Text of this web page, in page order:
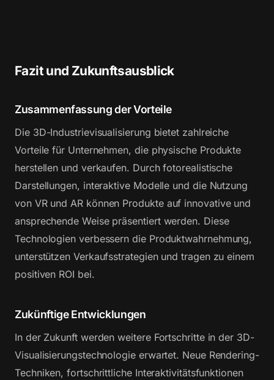
Fazit und Zukunftsausblick
Zusammenfassung der Vorteile
Die 3D-Industrievisualisierung bietet zahlreiche
Vorteile für Unternehmen, die physische Produkte
herstellen und verkaufen. Durch fotorealistische
Darstellungen, interaktive Modelle und die Nutzung
von VR und AR können Produkte auf innovative und
ansprechende Weise präsentiert werden. Diese
Technologien verbessern die Produktwahrnehmung,
unterstützen Verkaufsstrategien und tragen zu einem
positiven ROI bei.
Zukünftige Entwicklungen
In der Zukunft werden weitere Fortschritte in der 3D-
Visualisierungstechnologie erwartet. Neue Rendering-
Techniken, fortschrittliche Interaktivitätsfunktionen